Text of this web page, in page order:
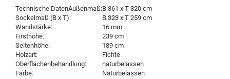
Technische DatenAußenmaß:B 361 x T 320 cm
Sockelmaß (B x T):
B 323 x T 259 cm
Wandstärke:
16 mm
Firsthöhe:
239 cm
Seitenhöhe:
189 cm
Holzart:
Fichte
Oberflächenbehandlung:
naturbelassen
Farbe:
Naturbelassen